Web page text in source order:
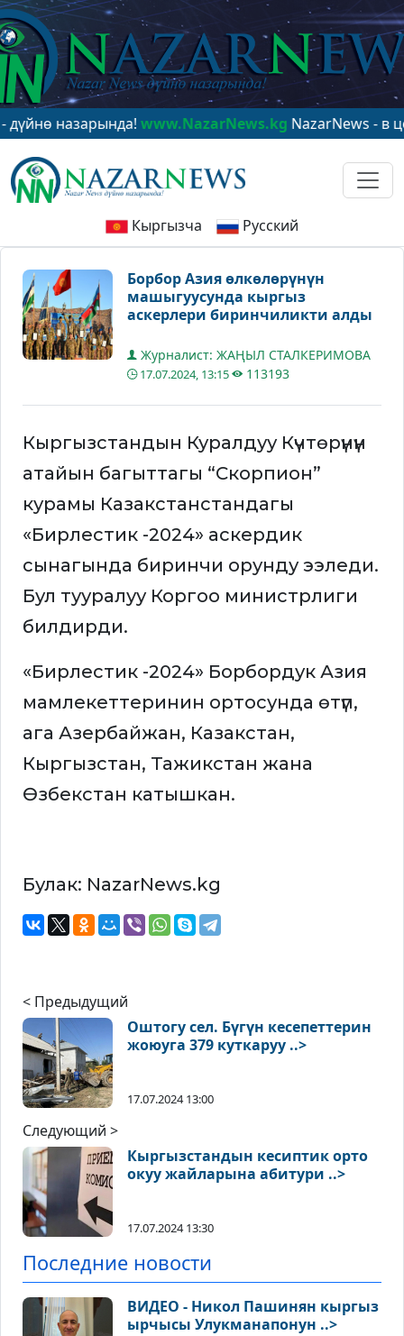
назарында!www.NazarNews.kgNazarNews - в
Кыргызча Русский
Борбор Азия өлкөлөрүнүн
машыгуусунда кыргыз
аскерлери биринчиликти алды
Журналист: ЖАҢЫЛ СТАЛКЕРИМОВА
17.07.2024, 13:15 113193
Кыргызстандын Куралдуу Күчтөрүнүн
атайын багыттагы “Скорпион”
курамы Казакстанстандагы
«Бирлестик -2024» аскердик
сынагында биринчи орунду ээледи.
Бул тууралуу Коргоо министрлиги
билдирди.
«Бирлестик -2024» Борбордук Азия
мамлекеттеринин ортосунда өтүп,
ага Азербайжан, Казакстан,
Кыргызстан, Тажикстан жана
Өзбекстан катышкан.
Булак: NazarNews.kg
< Предыдущий
Оштогу сел. Бүгүн кесепеттерин
жоюуга 379 куткаруу ..>
17.07.2024 13:00
Следующий >
Кыргызстандын кесиптик орто
окуу жайларына абитури ..>
17.07.2024 13:30
Последние новости
ВИДЕО - Никол Пашинян кыргыз
ырчысы Улукманапонун ..>